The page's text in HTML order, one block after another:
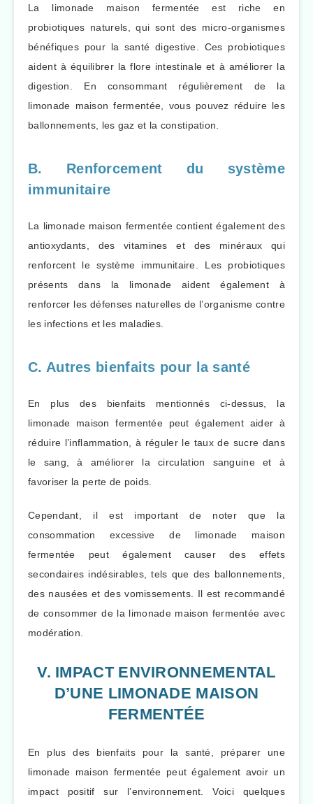
La limonade maison fermentée est riche en
probiotiques naturels, qui sont des micro-organismes
bénéfiques pour la santé digestive. Ces probiotiques
aident à équilibrer la flore intestinale et à améliorer la
digestion. En consommant régulièrement de la
limonade maison fermentée, vous pouvez réduire les
ballonnements, les gaz et la constipation.
B. Renforcement du système
immunitaire
La limonade maison fermentée contient également des
antioxydants, des vitamines et des minéraux qui
renforcent le système immunitaire. Les probiotiques
présents dans la limonade aident également à
renforcer les défenses naturelles de l’organisme contre
les infections et les maladies.
C. Autres bienfaits pour la santé
En plus des bienfaits mentionnés ci-dessus, la
limonade maison fermentée peut également aider à
réduire l’inflammation, à réguler le taux de sucre dans
le sang, à améliorer la circulation sanguine et à
favoriser la perte de poids.
Cependant, il est important de noter que la
consommation excessive de limonade maison
fermentée peut également causer des effets
secondaires indésirables, tels que des ballonnements,
des nausées et des vomissements. Il est recommandé
de consommer de la limonade maison fermentée avec
modération.
V. IMPACT ENVIRONNEMENTAL
D’UNE LIMONADE MAISON
FERMENTÉE
En plus des bienfaits pour la santé, préparer une
limonade maison fermentée peut également avoir un
impact positif sur l’environnement. Voici quelques